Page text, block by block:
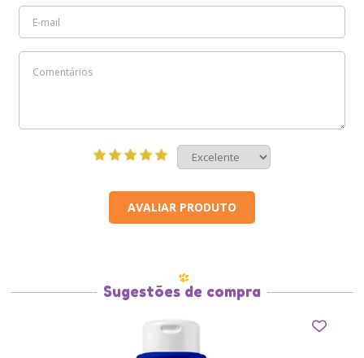
AVALIAR PRODUTO
Sugestões de compra